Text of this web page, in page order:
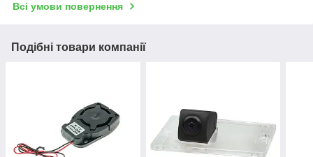
Всі умови повернення
Подібні товари компанії